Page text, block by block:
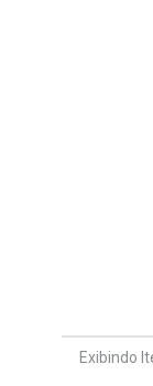
Exibindo